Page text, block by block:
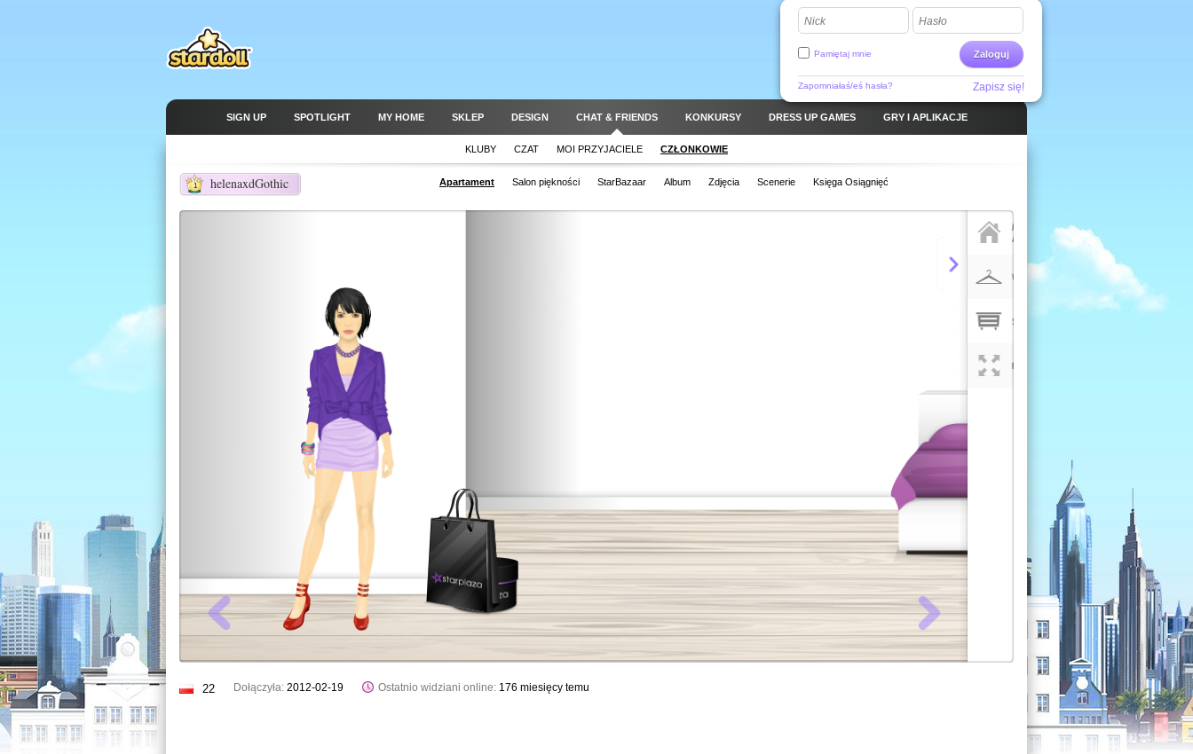
Nick Hasło
Zaloguj
Pamiętaj mnie
Zapomniałaś/eś hasła? Zapisz się!
SIGN UP SPOTLIGHT MY HOME SKLEP DESIGN CHAT & FRIENDS KONKURSY DRESS UP GAMES GRY I APLIKACJE
KLUBY CZAT MOI PRZYJACIELE CZŁONKOWIE
helenaxdGothic
1 Apartament Salon piękności StarBazaar Album Zdjęcia Scenerie Księga Osiągnięć
22 Dołączyła: 2012-02-19 Ostatnio widziani online: 176 miesięcy temu